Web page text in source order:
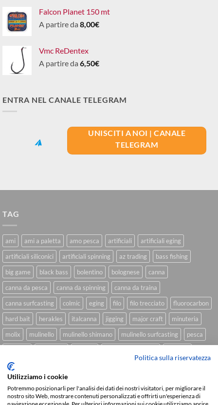
Falcon Planet 150 mt
A partire da 8,00€
Vmc ReDentex
A partire da 6,50€
ENTRA NEL CANALE TELEGRAM
UNISCITI A NOI | CANALE
TELEGRAM
TAG
ami ami a paletta amo pesca artificiali
artificiali eging
artificiali siliconici
artificiali spinning az trading
bass fishing
big game
black bass bolentino bolognese
canna
canna da pesca
canna da spinning
canna da traina
canna surfcasting
colmic eging filo filo trecciato
fluorocarbon
hard bait
herakles italcanna jigging major craft
minuteria
molix
mulinello mulinello shimano mulinello surfcasting
pesca
spinning inshore
Politica sulla riservatezza
Utilizziamo i cookie
Potremmo posizionarli per l'analisi dei dati dei nostri visitatori, per migliorare il
nostro sito Web, mostrare contenuti personalizzati e offrirti un'esperienza di